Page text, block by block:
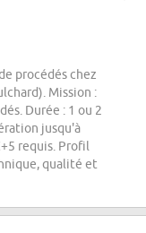
procédés chez
Mission :
Durée : 1 ou 2
jusqu'à
requis. Profil
qualité et